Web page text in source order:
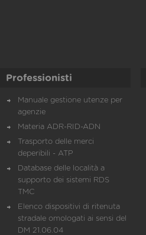
Professionisti
Manuale gestione utenze per
agenzie
Materia ADR-RID-ADN
Trasporto delle merci
deperibili - ATP
Database delle località a
supporto dei sistemi RDS
TMC
Elenco dispositivi di ritenuta
stradale omologati ai sensi del
DM 21.06.04